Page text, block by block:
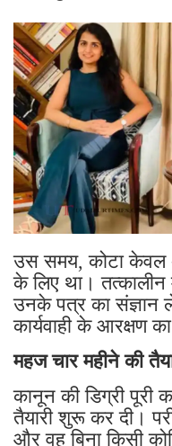
उस समय, कोटा केवल
के लिए था। तत्कालीन
उनके पत्र का संज्ञान
कार्यवाही के आरक्षण
महज चार महीने की
कानून की डिग्री पूरी
तैयारी शुरू कर दी।
और वह बिना किसी